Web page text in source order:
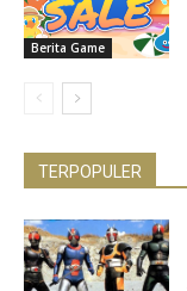
Berita Game
TERPOPULER